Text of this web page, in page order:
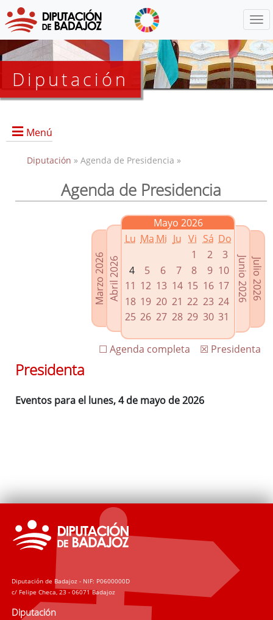
Diputación
Menú
Presidencia
Enlaces relacionados
Agenda de Presidencia
Plenos provinciales y Juntas de gobierno
Oficina de Proyectos Europeos
Diputación » Agenda de Presidencia »
Agenda de Presidencia
Marzo 2026Abril 2026
Mayo 2026
Lu Ma Mi Ju Vi Sá Do
1
2
3
4
5 6 7 8 9 10
11 12 13 14 15 16 17
18 19 20 21 22 23 24
25 26 27 28 29 30 31
Julio 2026
Junio 2026
☒ Presidenta
☐ Agenda completa
Presidenta
Eventos para el lunes, 4 de mayo de 2026
Diputación de Badajoz - NIF: P0600000D
c/ Felipe Checa, 23 - 06071 Badajoz
Diputación